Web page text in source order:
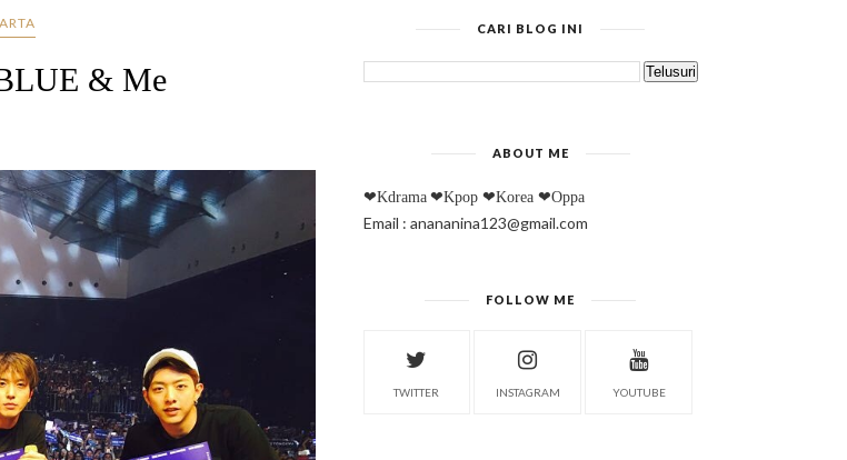
& Me
CARI BLOG INI
ABOUT ME
❤Kdrama ❤Kpop ❤Korea ❤Oppa
Email : anananina123@gmail.com
FOLLOW ME
TWITTER INSTAGRAM YOUTUBE